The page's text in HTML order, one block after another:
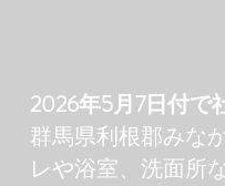
​2026年5月7日付で
群馬県利根郡みな
レや浴室、洗面所